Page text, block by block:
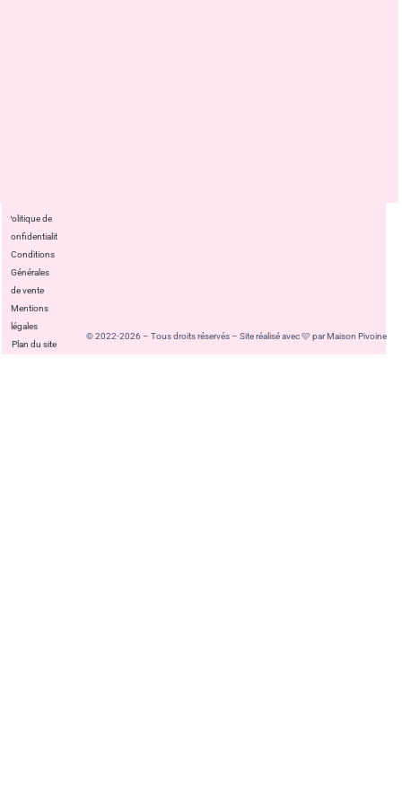
Politique de
confidentialité
Conditions
Générales
de vente
Mentions
légales
Plan du site
© 2022-2026 – Tous droits réservés – Site réalisé avec 🩷 par Maison Pivoine